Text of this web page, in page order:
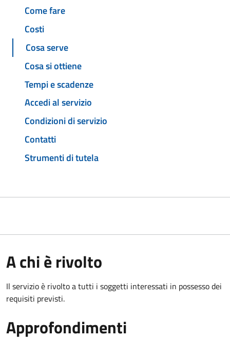
Come fare
Costi
Cosa serve
Cosa si ottiene
Tempi e scadenze
Accedi al servizio
Condizioni di servizio
Contatti
Strumenti di tutela
A chi è rivolto
Il servizio è rivolto a tutti i soggetti interessati in possesso dei
requisiti previsti.
Approfondimenti